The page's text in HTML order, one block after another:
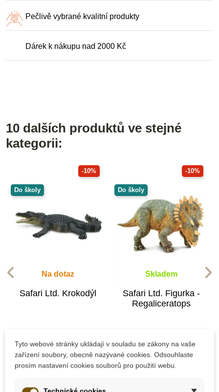
Pečlivě vybrané kvalitní produkty
Dárek k nákupu nad 2000 Kč
10 dalších produktů ve stejné
kategorii:
-10%
Do školy
Na dotaz
Safari Ltd. Krokodýl
224 Kč249 Kč
Zobrazit detail
-10%
Do školy
Skladem
Safari Ltd. Figurka -
Regaliceratops
338 Kč 375 Kč
Přidat do košíku
Tyto webové stránky ukládají v souladu se zákony na vaše
zařízení soubory, obecně nazývané cookies. Odsouhlaste
prosím nastavení cookies souborů pro použití webu.